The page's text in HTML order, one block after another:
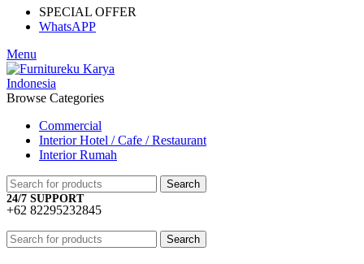
SPECIAL OFFER
WhatsAPP
Menu
Browse Categories
Commercial
Interior Hotel / Cafe / Restaurant
Interior Rumah
Search
24/7 SUPPORT
+62 82295232845
Search